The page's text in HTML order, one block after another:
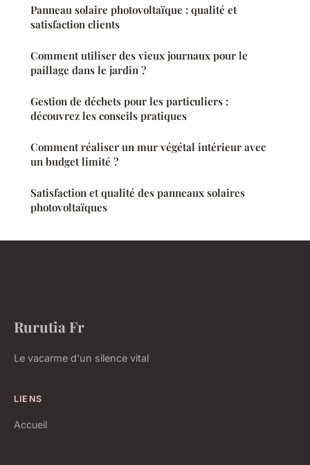
Panneau solaire photovoltaïque : qualité et
satisfaction clients
Comment utiliser des vieux journaux pour le
paillage dans le jardin ?
Gestion de déchets pour les particuliers :
découvrez les conseils pratiques
Comment réaliser un mur végétal intérieur avec
un budget limité ?
Satisfaction et qualité des panneaux solaires
photovoltaïques
Rurutia Fr
Le vacarme d'un silence vital
LIENS
Accueil